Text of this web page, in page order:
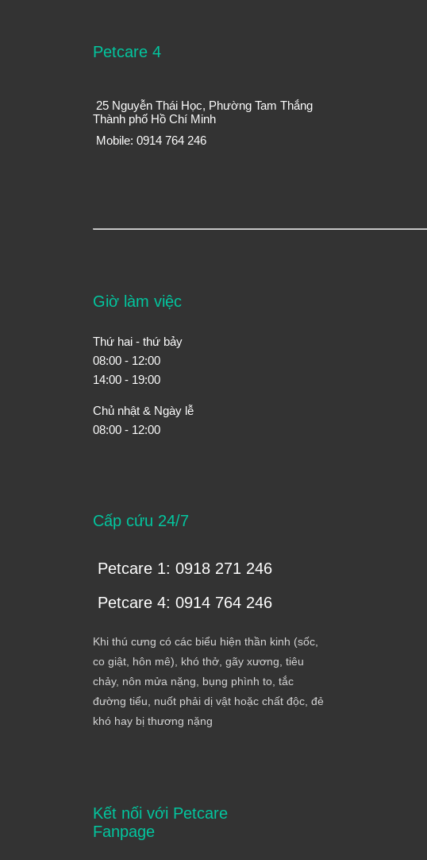
Petcare 4
25 Nguyễn Thái Học, Phường Tam Thắng
Thành phố Hồ Chí Minh
Mobile: 0914 764 246
Giờ làm việc
Thứ hai - thứ bảy
08:00 - 12:00
14:00 - 19:00
Chủ nhật & Ngày lễ
08:00 - 12:00
Cấp cứu 24/7
Petcare 1: 0918 271 246
Petcare 4: 0914 764 246
Khi thú cưng có các biểu hiện thần kinh (sốc,
co giật, hôn mê), khó thở, gãy xương, tiêu
chảy, nôn mửa nặng, bụng phình to, tắc
đường tiểu, nuốt phải dị vật hoặc chất độc, đẻ
khó hay bị thương nặng
Kết nối với Petcare
Fanpage